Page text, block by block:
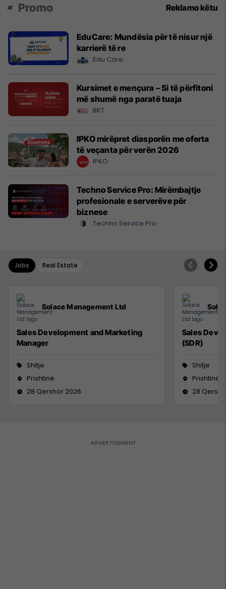
Promo Reklamo këtu
EduCare: Mundësia për të nisur një
karrierë të re
Edu Care
Kursimet e mençura – Si të përfitoni
më shumë nga paratë tuaja
BKT
IPKO mirëpret diasporën me oferta
të veçanta për verën 2026
IPKO
Techno Service Pro: Mirëmbajtje
profesionale e serverëve për
biznese
Techno Service Pro
Jobs Real Estate
Solace Management Ltd
Sales Development and Marketing
Manager
Shitje
Prishtinë
28 Qershor 2026
Sales
(SDR)
Shitje
Prishtinë
28